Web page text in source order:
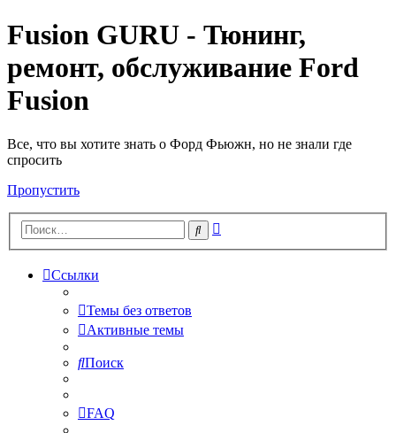
Fusion GURU - Тюнинг,
ремонт, обслуживание Ford
Fusion
Все, что вы хотите знать о Форд Фьюжн, но не знали где
спросить
Пропустить
Поиск
Ссылки
Темы без ответов
Активные темы
Поиск
FAQ